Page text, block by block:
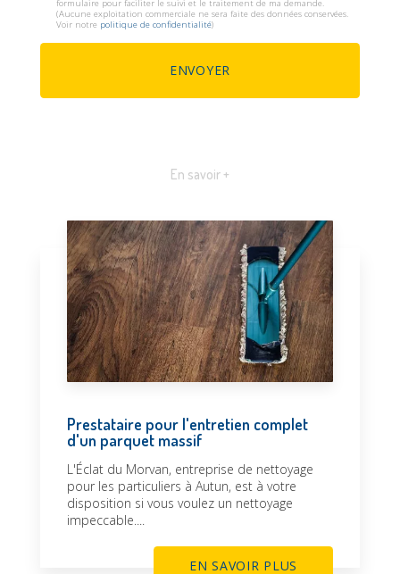
formulaire pour faciliter le suivi et le traitement de ma demande.
(Aucune exploitation commerciale ne sera faite des données conservées.
Voir notre politique de confidentialité)
En savoir +
Prestataire pour l'entretien complet
d'un parquet massif
L'Éclat du Morvan, entreprise de nettoyage
pour les particuliers à Autun, est à votre
disposition si vous voulez un nettoyage
impeccable....
EN SAVOIR PLUS